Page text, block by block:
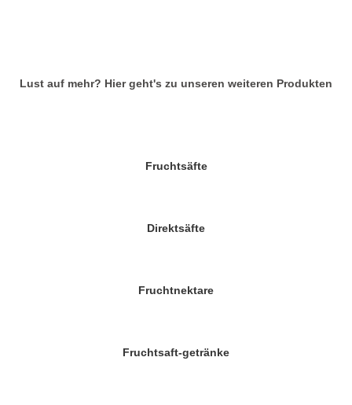
Lust auf mehr? Hier geht's zu unseren weiteren Produkten
Fruchtsäfte
Direktsäfte
Fruchtnektare
Fruchtsaft-getränke